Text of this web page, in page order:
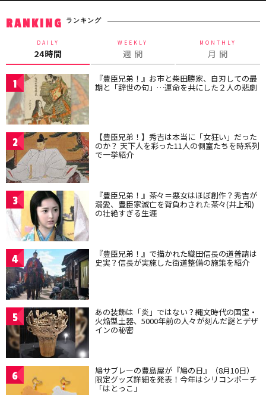
RANKING ランキング
DAILY
24時間
WEEKLY
週 間
MONTHLY
月 間
1 『豊臣兄弟！』お市と柴田勝家、自刃しての最
期と「辞世の句」…運命を共にした２人の悲劇
2 【豊臣兄弟！】秀吉は本当に「女狂い」だった
のか？ 天下人を彩った11人の側室たちを時系列
で一挙紹介
3 『豊臣兄弟！』茶々＝悪女はほぼ創作？秀吉が
溺愛、豊臣家滅亡を背負わされた茶々(井上和)
の壮絶すぎる生涯
4 『豊臣兄弟！』で描かれた織田信長の道普請は
史実？信長が実施した街道整備の施策を紹介
5 あの装飾は「炎」ではない？縄文時代の国宝・
火焔型土器、5000年前の人々が刻んだ謎とデザ
インの秘密
6 鳩サブレーの豊島屋が『鳩の日』（8月10日）
限定グッズ詳細を発表！今年はシリコンポーチ
「はとっこ」